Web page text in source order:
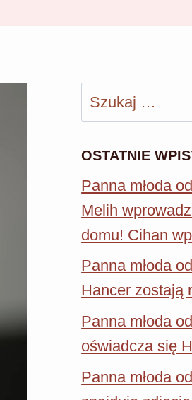
Szukaj:
OSTATNIE
Panna młoda
Melih
domu! Cihan
Panna młoda
Hancer zostają
Panna młoda
oświadcza się
Panna młoda